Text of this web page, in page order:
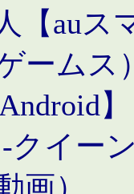
【auス
ームス
クイー
画）